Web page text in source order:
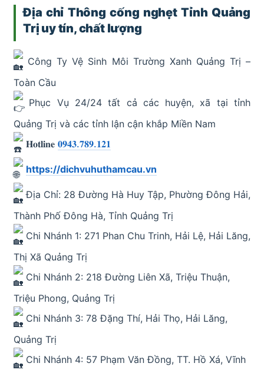
Địa chỉ Thông cống nghẹt Tỉnh Quảng
Trị uy tín, chất lượng
Công Ty Vệ Sinh Môi Trường Xanh Quảng Trị –
Toàn Cầu
Phục Vụ 24/24 tất cả các huyện, xã tại tỉnh
Quảng Trị và các tỉnh lận cận khắp Miền Nam
𝐇𝐨𝐭𝐥𝐢𝐧𝐞 𝟎𝟗𝟒𝟑.𝟕𝟖𝟗.𝟏𝟐𝟏
https://dichvuhuthamcau.vn
Địa Chỉ: 28 Đường Hà Huy Tập, Phường Đông Hải,
Thành Phố Đông Hà, Tỉnh Quảng Trị
Chi Nhánh 1: 271 Phan Chu Trinh, Hải Lệ, Hải Lăng,
Thị Xã Quảng Trị
Chi Nhánh 2: 218 Đường Liên Xã, Triệu Thuận,
Triệu Phong, Quảng Trị
Chi Nhánh 3: 78 Đặng Thí, Hải Thọ, Hải Lăng,
Quảng Trị
Chi Nhánh 4: 57 Phạm Văn Đồng, TT. Hồ Xá, Vĩnh